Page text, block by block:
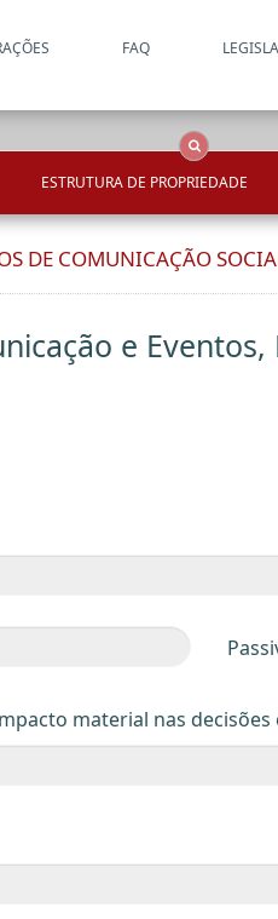
FAQ
ESTRUTURA DE PROPRIEDADE
DE COMUNICAÇÃO
e Eventos,
material nas decisões